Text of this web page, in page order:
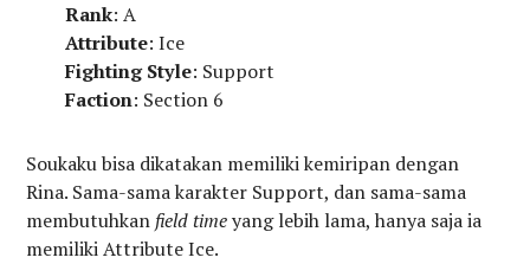
Rank: A
Attribute: Ice
Fighting Style: Support
Faction: Section 6
Soukaku bisa dikatakan memiliki kemiripan dengan
Rina. Sama-sama karakter Support, dan sama-sama
membutuhkan field timeyang lebih lama, hanya saja ia
memiliki Attribute Ice.